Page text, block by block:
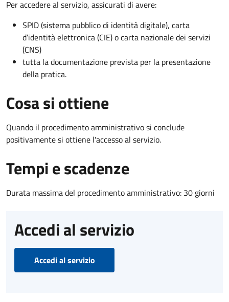
Per accedere al servizio, assicurati di avere:
SPID (sistema pubblico di identità digitale), carta
d’identità elettronica (CIE) o carta nazionale dei servizi
(CNS)
tutta la documentazione prevista per la presentazione
della pratica.
Cosa si ottiene
Quando il procedimento amministrativo si conclude
positivamente si ottiene l'accesso al servizio.
Tempi e scadenze
Durata massima del procedimento amministrativo: 30 giorni
Accedi al servizio
Accedi al servizio